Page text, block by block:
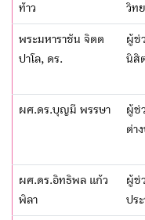
ท้าว
วิท
พระมหาราชัน จิตต
ปาโล, ดร.
ผู้ช่
นิสิ
ผศ.ดร.บุญมี พรรษา
ผู้ช่
ต่า
ผศ.ดร.อิทธิพล แก้ว
พิลา
ผู้ช่
ปร